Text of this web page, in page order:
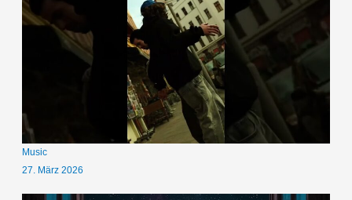
Music
27. März 2026